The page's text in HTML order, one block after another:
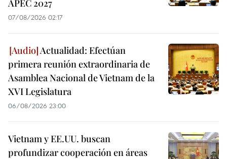
APEC 2027
07/08/2026 02:17
Actualidad: Efectúan
primera reunión extraordinaria de
Asamblea Nacional de Vietnam de la
XVI Legislatura
06/08/2026 23:00
Vietnam y EE.UU. buscan
profundizar cooperación en áreas